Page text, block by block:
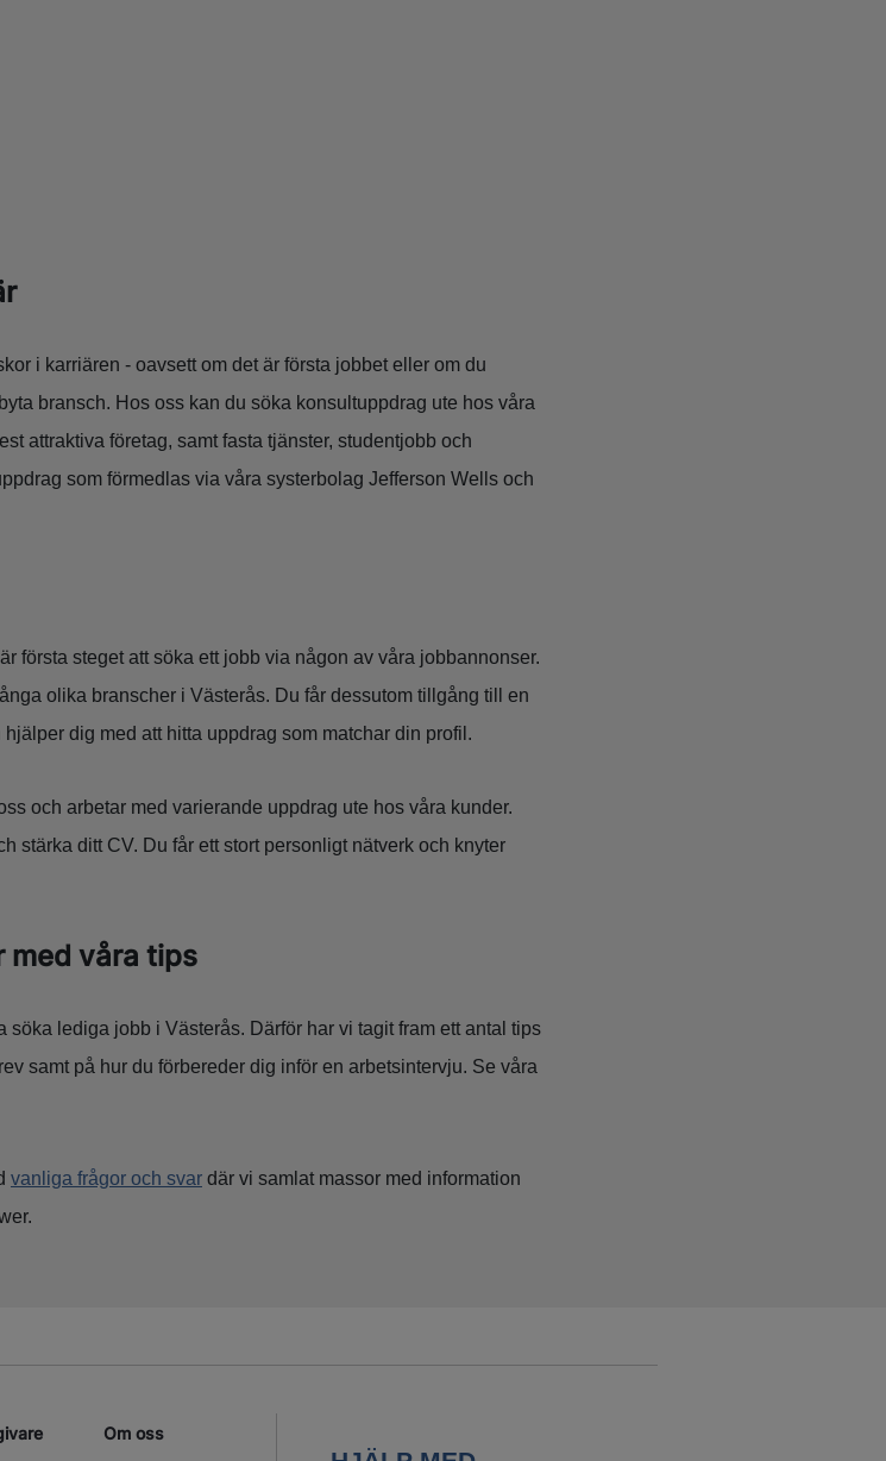
i karriären - oavsett om det är första jobbet eller om du
bransch. Hos oss kan du söka konsultuppdrag ute hos våra
attraktiva företag, samt fasta tjänster, studentjobb och
som förmedlas via våra systerbolag Jefferson Wells och
första steget att söka ett jobb via någon av våra jobbannonser.
olika branscher i Västerås. Du får dessutom tillgång till en
dig med att hitta uppdrag som matchar din profil.
och arbetar med varierande uppdrag ute hos våra kunder.
stärka ditt CV. Du får ett stort personligt nätverk och knyter
med våra tips
söka lediga jobb i Västerås. Därför har vi tagit fram ett antal tips
samt på hur du förbereder dig inför en arbetsintervju. Se våra
vanliga frågor och svardär vi samlat massor med information
Om oss